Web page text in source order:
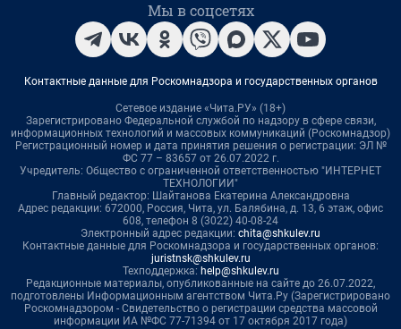
Мы в соцсетях
Контактные данные для Роскомнадзора и государственных органов
Сетевое издание «Чита.РУ» (18+)
Зарегистрировано Федеральной службой по надзору в сфере связи,
информационных технологий и массовых коммуникаций (Роскомнадзор)
Регистрационный номер и дата принятия решения о регистрации: ЭЛ №
ФС 77 – 83657 от 26.07.2022 г.
Учредитель: Общество с ограниченной ответственностью "ИНТЕРНЕТ
ТЕХНОЛОГИИ"
Главный редактор: Шайтанова Екатерина Александровна
Адрес редакции: 672000, Россия, Чита, ул. Балябина, д. 13, 6 этаж, офис
608, телефон 8 (3022) 40-08-24
Электронный адрес редакции: chita@shkulev.ru
Контактные данные для Роскомнадзора и государственных органов:
juristnsk@shkulev.ru
Техподдержка: help@shkulev.ru
Редакционные материалы, опубликованные на сайте до 26.07.2022,
подготовлены Информационным агентством Чита.Ру (Зарегистрировано
Роскомнадзором - Свидетельство о регистрации средства массовой
информации ИА №ФС 77-71394 от 17 октября 2017 года)